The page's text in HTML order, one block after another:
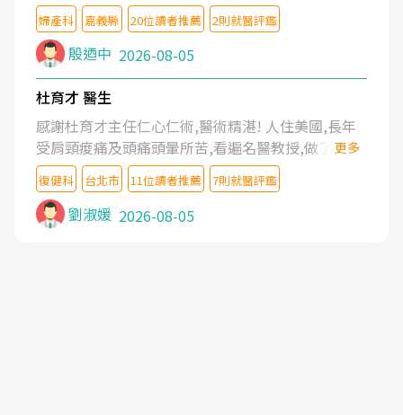
婦產科 嘉義縣 20位讀者推薦 2則就醫評鑑
殷迺中 2026-08-05
杜育才 醫生
感謝杜育才主任仁心仁術,醫術精湛! 人住美國,長年
受肩頸痠痛及頭痛頭暈所苦,看遍名醫教授,做了各種
檢查,也嘗試過西醫打針,中醫針灸及物理徒手治療都
沒有用,後來連吃到嗎啡類止痛藥都效果有限,只是壓
症狀,沒多久就痛起來,多年失眠嚴重影響生活品質.
台灣親友介紹忠孝醫院杜育才主任是頸頭症候群專
更多
復健科 台北市 11位讀者推薦 7則就醫評鑑
劉淑媛 2026-08-05